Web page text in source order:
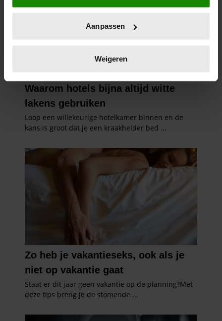
locatie, die tot een paar meter nauwkeurig kan zijn
scannen op specifieke eigenschappen (fingerprinting)
verwerkt en stel uw voorkeuren in het
intrekken in de Cookieverklaring.
We gebruiken cookies om content en advertenties te
personaliseren, om functies voor social media te bieden
en om ons websiteverkeer te analyseren. Ook delen we
partners voor social media, adverteren en analyse. Deze
partners kunnen deze gegevens combineren met andere
informatie die u aan ze heeft verstrekt of die ze hebben
verzameld op basis van uw gebruik van hun services. U
gaat akkoord met onze cookies als u onze website blijft
Aanpassen
Weigeren